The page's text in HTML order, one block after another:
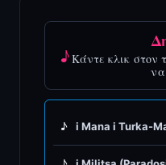
♪Κάντε κλικ στον
♪ i Mana i Turka-
♪ Greek
♪ Greek Pop
♪ Greek Rock
♪ Greek Rumba